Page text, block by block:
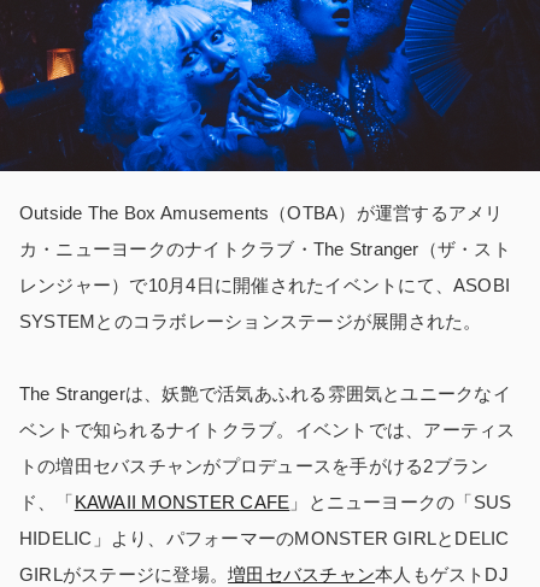
Outside The Box Amusements（OTBA）が運営するアメリ
カ・ニューヨークのナイトクラブ・The Stranger（ザ・スト
レンジャー）で10月4日に開催されたイベントにて、ASOBI
SYSTEMとのコラボレーションステージが展開された。
The Strangerは、妖艶で活気あふれる雰囲気とユニークなイ
ベントで知られるナイトクラブ。イベントでは、アーティス
トの増田セバスチャンがプロデュースを手がける2ブラン
ド、「KAWAII MONSTER CAFE 」とニューヨークの「SUS
HIDELIC」より、パフォーマーのMONSTER GIRLとDELIC
GIRLがステージに登場。増田セバスチャン本人もゲストDJ